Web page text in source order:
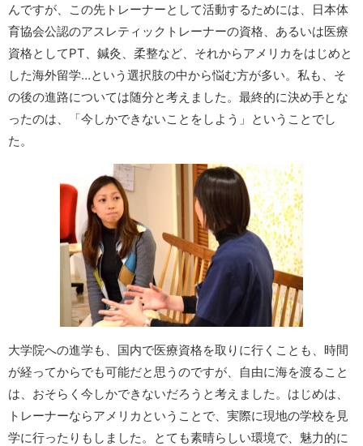
んですが、この先トレーナーとして活動するためには、日本体
育協会公認のアスレティックトレーナーの資格、あるいは医療
資格としてPT、鍼灸、柔整など、それからアメリカをはじめと
した海外留学…という選択肢の中から悩む方が多い。私も、そ
の後の進路については随分と考えました。最終的に決め手とな
ったのは、「今しかできないことをしよう」ということでし
た。
大学院への進学も、国内で医療資格を取りに行くことも、時間
が経ってからでも可能だと思うのですが、自由に海を渡ること
は、おそらく今しかできないだろうと考えました。はじめは、
トレーナーならアメリカということで、実際に現地の学校を見
学に行ったりもしました。とても素晴らしい環境で、魅力的に